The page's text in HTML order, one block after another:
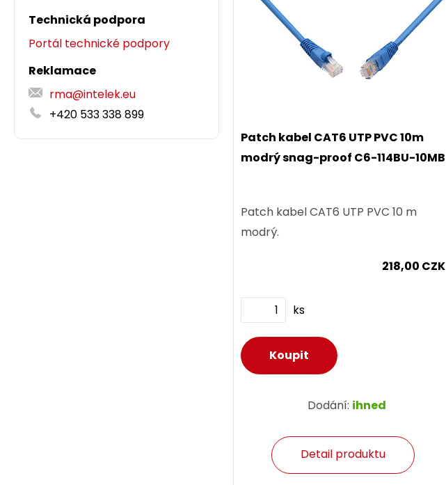
Technická podpora
Portál technické podpory
Reklamace
rma@intelek.eu
+420 533 338 899
Patch kabel CAT6 UTP PVC 10m
modrý snag-proof C6-114BU-10MB
Patch kabel CAT6 UTP PVC 10 m
modrý.
218,00 CZK
ks
Dodání: ihned
Detail produktu